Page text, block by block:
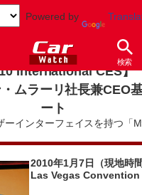
Powered by
検索
International CES】
ムラーリ社長兼CEO
ート
インターフェイスを持つ「
2010年1月7日（現地時間
Las Vegas Convention